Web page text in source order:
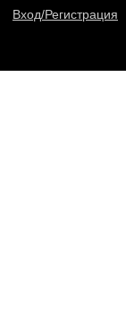
Вход/Регистрация